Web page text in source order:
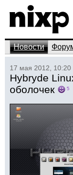
Новости
17 мая 2012, 10:20
Hybryde
оболочек
5